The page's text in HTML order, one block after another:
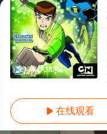
全13集/大结局
 在线观看